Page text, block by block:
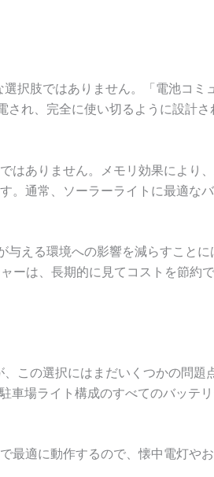
択肢ではありません。「電池コミ
れ、完全に使い切るように設計さ
はありません。メモリ効果により
。通常、ソーラーライトに最適な
与える環境への影響を減らすことに
ーは、長期的に見てコストを節約
この選択にはまだいくつかの問題
車場ライト構成のすべてのバッテ
最適に動作するので、懐中電灯や